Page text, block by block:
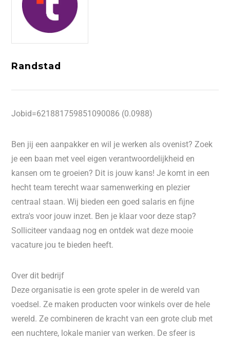
Randstad
Jobid=621881759851090086 (0.0988)
Ben jij een aanpakker en wil je werken als ovenist? Zoek
je een baan met veel eigen verantwoordelijkheid en
kansen om te groeien? Dit is jouw kans! Je komt in een
hecht team terecht waar samenwerking en plezier
centraal staan. Wij bieden een goed salaris en fijne
extra's voor jouw inzet. Ben je klaar voor deze stap?
Solliciteer vandaag nog en ontdek wat deze mooie
vacature jou te bieden heeft.
Over dit bedrijf
Deze organisatie is een grote speler in de wereld van
voedsel. Ze maken producten voor winkels over de hele
wereld. Ze combineren de kracht van een grote club met
een nuchtere, lokale manier van werken. De sfeer is